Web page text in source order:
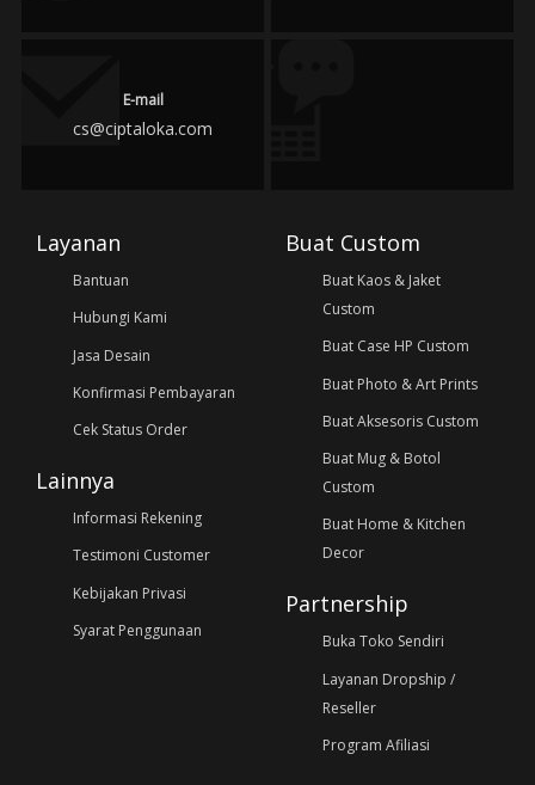
E-mail
cs@ciptaloka.com
Layanan
Bantuan
Hubungi Kami
Jasa Desain
Konfirmasi Pembayaran
Cek Status Order
Lainnya
Informasi Rekening
Testimoni Customer
Kebijakan Privasi
Syarat Penggunaan
Buat Custom
Buat Kaos & Jaket
Custom
Buat Case HP Custom
Buat Photo & Art Prints
Buat Aksesoris Custom
Buat Mug & Botol
Custom
Buat Home & Kitchen
Decor
Partnership
Buka Toko Sendiri
Layanan Dropship /
Reseller
Program Afiliasi